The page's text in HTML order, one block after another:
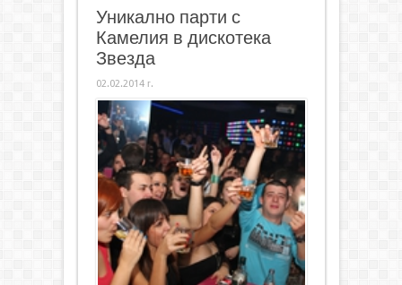
Уникално парти с
Камелия в дискотека
Звезда
02.02.2014 г.